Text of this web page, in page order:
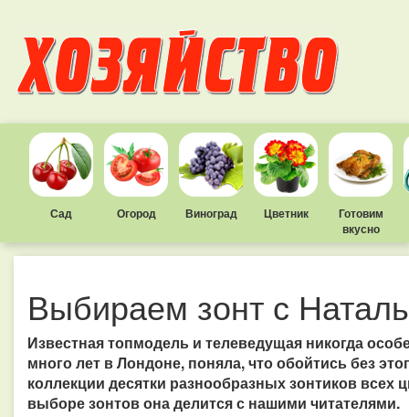
Сад Огород Виноград Цветник
Готовим
вкусно
Выбираем зонт с
Известная топмодель и телеведущая никогда
много лет в Лондоне, поняла, что обойтись без
коллекции десятки разнообразных зонтиков
выборе зонтов она делится с нашими читателями.